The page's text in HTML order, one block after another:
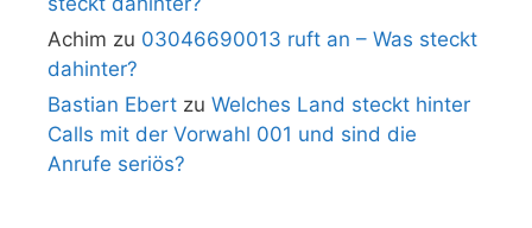
Achim zu 03046690013 ruft an – Was steckt
dahinter?
Bastian Ebert zu Welches Land steckt hinter
Calls mit der Vorwahl 001 und sind die
Anrufe seriös?